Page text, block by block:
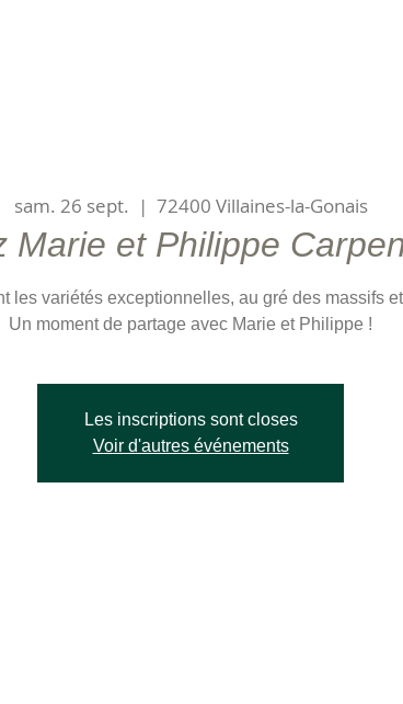
sam. 26 sept.
  |
72400 Villaines-la-Gonais
Marie et Philippe
les variétés exceptionnelles, au gré des massifs
Les inscriptions sont closes
Voir d'autres événements